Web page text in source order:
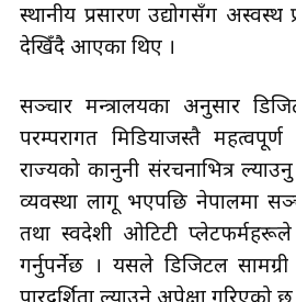
स्थानीय प्रसारण उद्योगसँग अस्वस्थ
देखिँदै आएका थिए ।
सञ्चार मन्त्रालयका अनुसार
परम्परागत मिडियाजस्तै
राज्यको कानुनी संरचनाभित्र
व्यवस्था लागू भएपछि नेपालमा
तथा स्वदेशी ओटिटी प्लेटफर्महरूले
गर्नुपर्नेछ । यसले डिजिटल